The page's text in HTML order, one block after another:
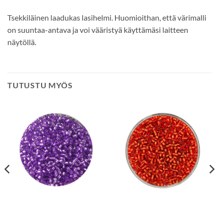
Tsekkiläinen laadukas lasihelmi. Huomioithan, että värimalli
on suuntaa-antava ja voi vääristyä käyttämäsi laitteen
näytöllä.
TUTUSTU MYÖS